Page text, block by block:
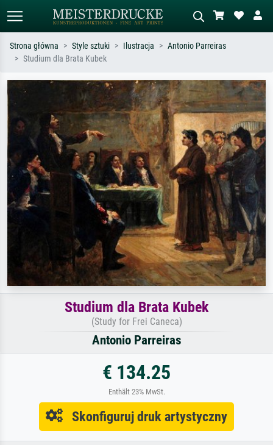
Szukaj wg artysty, tytułu lub stylu – np.
Monet, Gwiaździsta noc,
impresjonizm, fala Hokusaia, akt.
Opisz scenę – np. zielona łąka,
abstrakcja z czerwienią, ciemny olej,
stojący akt obok drzewa.
Strona główna Style sztuki Ilustracja
Antonio Parreiras
Studium dla Brata Kubek
Studium dla Brata Kubek
(Study for Frei Caneca)
Antonio Parreiras
€ 134.25
Enthält 23% MwSt.
Skonfiguruj druk artystyczny